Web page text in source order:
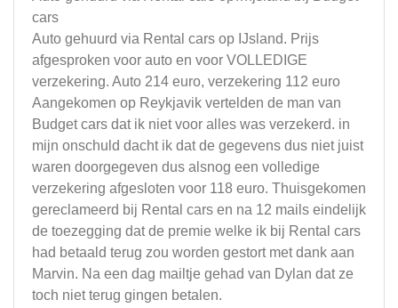
cars
Auto gehuurd via Rental cars op IJsland. Prijs
afgesproken voor auto en voor VOLLEDIGE
verzekering. Auto 214 euro, verzekering 112 euro
Aangekomen op Reykjavik vertelden de man van
Budget cars dat ik niet voor alles was verzekerd. in
mijn onschuld dacht ik dat de gegevens dus niet juist
waren doorgegeven dus alsnog een volledige
verzekering afgesloten voor 118 euro. Thuisgekomen
gereclameerd bij Rental cars en na 12 mails eindelijk
de toezegging dat de premie welke ik bij Rental cars
had betaald terug zou worden gestort met dank aan
Marvin. Na een dag mailtje gehad van Dylan dat ze
toch niet terug gingen betalen.